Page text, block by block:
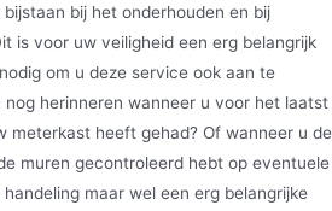
bijstaan bij het onderhouden en bij
is voor uw veiligheid een erg belangrijk
om u deze service ook aan te
nog herinneren wanneer u voor het laatst
meterkast heeft gehad? Of wanneer u de
muren gecontroleerd hebt op eventuele
maar wel een erg belangrijke